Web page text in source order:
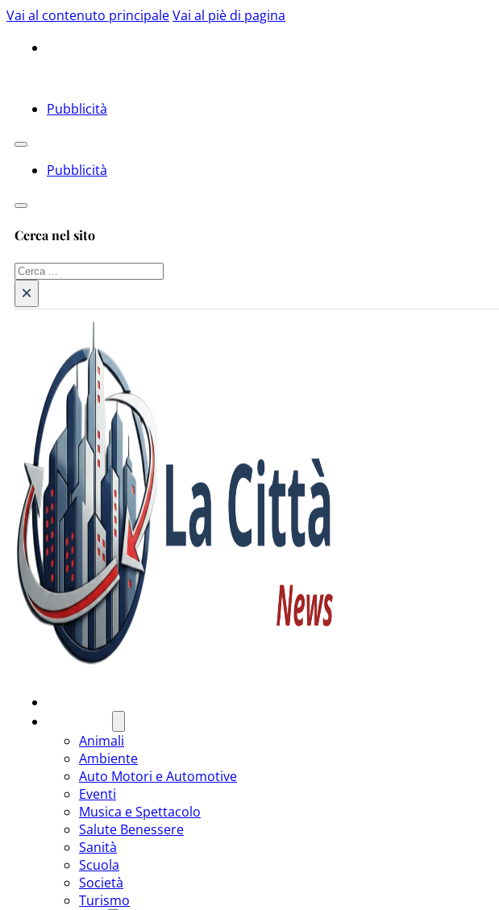
Vai al contenuto principaleVai al piè di pagina
Pubblicità
Pubblicità
Cerca nel sito
Cerca
×
Animali
Ambiente
Auto Motori e Automotive
Eventi
Musica e Spettacolo
Salute Benessere
Sanità
Scuola
Società
Turismo